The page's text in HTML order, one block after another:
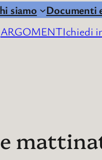
siamo Documenti
ARGOMENTIchiedi